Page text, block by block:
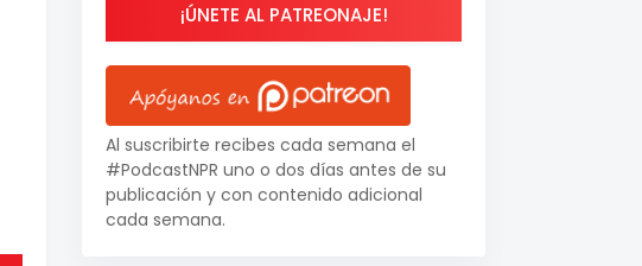
¡ÚNETE AL PATREONAJE!
Al suscribirte recibes cada semana el
#PodcastNPR uno o dos días antes de su
publicación y con contenido adicional
cada semana.